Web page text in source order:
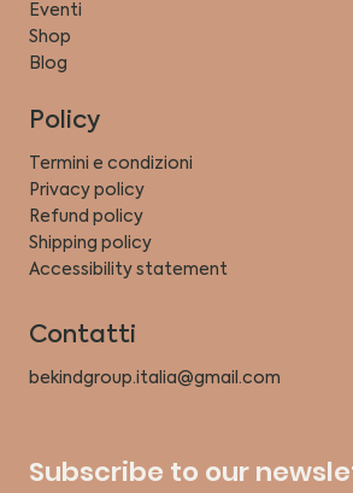
Eventi
Shop
Blog
Policy
Termini e condizioni
Privacy policy
Refund policy
Shipping policy
Accessibility statement
Contatti
bekindgroup.italia@gmail.com
Subscribe to our